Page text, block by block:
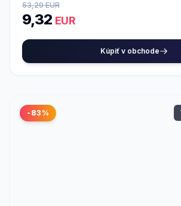
53,29 EUR
9,32 EUR
Kúpiť v obchode
-83%